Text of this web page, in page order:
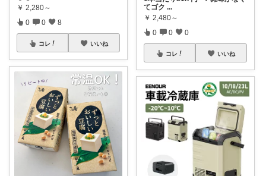
￥ 2,280～
0 0 8
コレ いいね
てゴク ...
￥ 2,480～
0 0 0
コレ いいね